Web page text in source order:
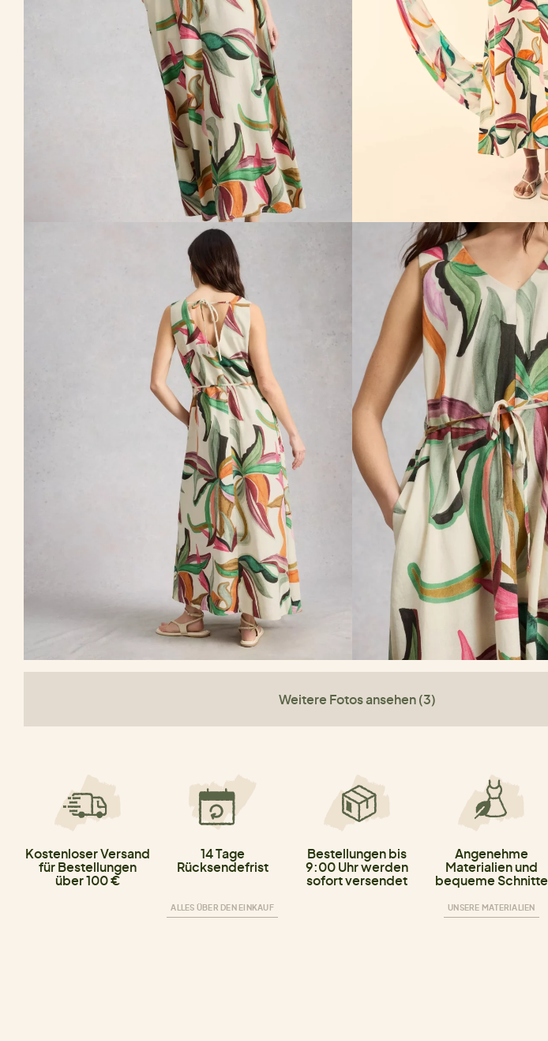
Weitere Fotos ansehen (3)
Kostenloser Versand
für Bestellungen
über 100 €
14 Tage
Rücksendefrist
ALLES ÜBER DEN EINKAUF
Bestellungen bis
9:00 Uhr werden
sofort versendet
Angenehme
Materialien und
bequeme Schnitte
UNSERE MATERIALIEN